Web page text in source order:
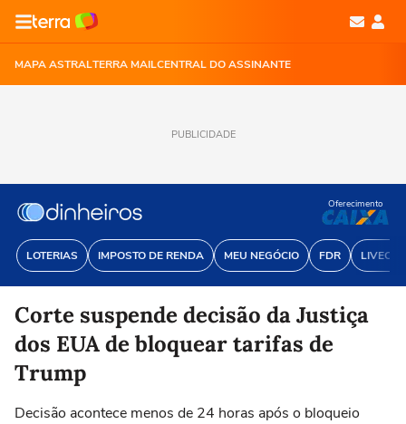
MAPA ASTRALTERRA MAILCENTRAL DO ASSINANTE
PUBLICIDADE
LOTERIAS IMPOSTO DE RENDA MEU NEGÓCIO FDR
Oferecimento
Corte suspende decisão da Justiça
dos EUA de bloquear tarifas de
Trump
Decisão acontece menos de 24 horas após o bloqueio